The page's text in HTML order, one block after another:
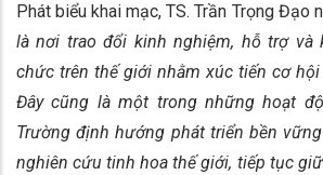
Phát biểu khai mạc, TS. Trần Trọng Đạo
là nơi trao đổi kinh nghiệm, hỗ trợ và
chức trên thế giới nhằm xúc tiến cơ
Đây cũng là một trong những hoạt
Trường định hướng phát triển bền
nghiên cứu tinh hoa thế giới, tiếp tục